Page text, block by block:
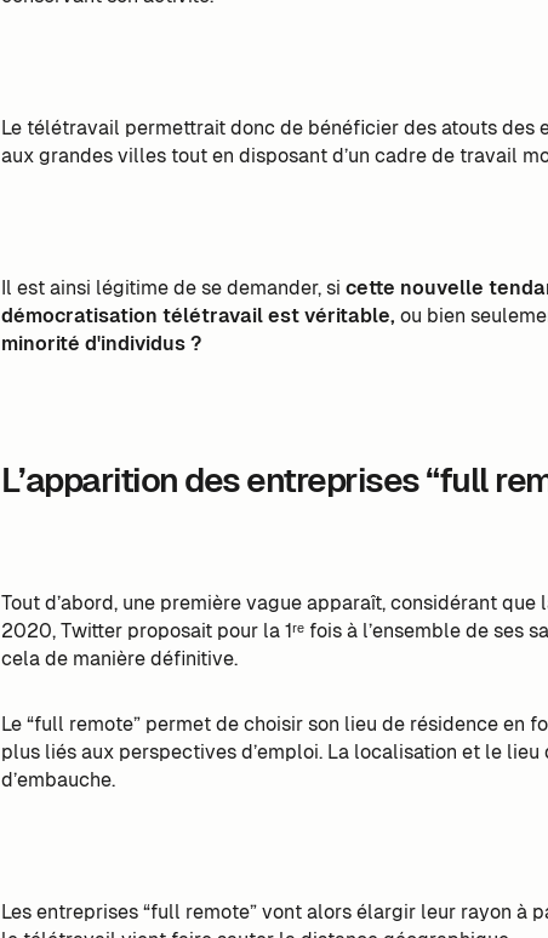
Le télétravail permettrait donc de bénéficier des atouts des
aux grandes villes tout en disposant d’un cadre de travail
Il est ainsi légitime de se demander, si cette nouvelle
démocratisation télétravail est véritable, ou bien
minorité d'individus ?
L’apparition des entreprises “full
Tout d’abord, une première vague apparaît, considérant que
2020, Twitter proposait pour la 1ʳᵉ fois à l’ensemble de
cela de manière définitive.
Le “full remote” permet de choisir son lieu de résidence en
plus liés aux perspectives d’emploi. La localisation et le
d’embauche.
Les entreprises “full remote” vont alors élargir leur rayon à